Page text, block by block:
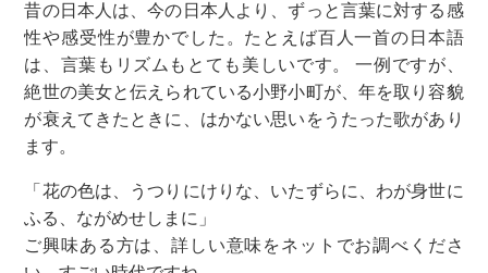
昔の日本人は、今の日本人より、ずっと言葉に対する感
性や感受性が豊かでした。たとえば百人一首の日本語
は、言葉もリズムもとても美しいです。 一例ですが、
絶世の美女と伝えられている小野小町が、年を取り容貌
が衰えてきたときに、はかない思いをうたった歌があり
ます。
「花の色は、うつりにけりな、いたずらに、わが身世に
ふる、ながめせしまに」
ご興味ある方は、詳しい意味をネットでお調べくださ